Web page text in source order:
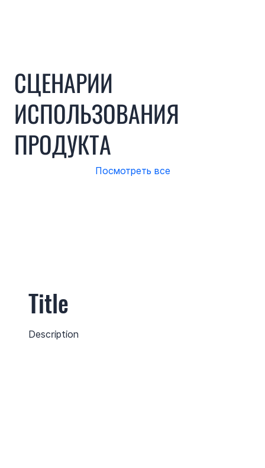
СЦЕНАРИИ
ИСПОЛЬЗОВАНИЯ
ПРОДУКТА
Посмотреть все
Title
Description